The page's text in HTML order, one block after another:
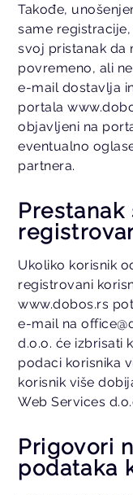
Takođe,
same
svoj pristanak da
povremeno, ali
e-mail dostavlja
portala
objavljeni na
eventualno
partnera.
Prestanak
Ukoliko korisnik
registrovani
www.dobos.rs
e-mail na
d.o.o. će izbrisati
podaci korisnika
korisnik više
Web Services
Prigovori
podataka